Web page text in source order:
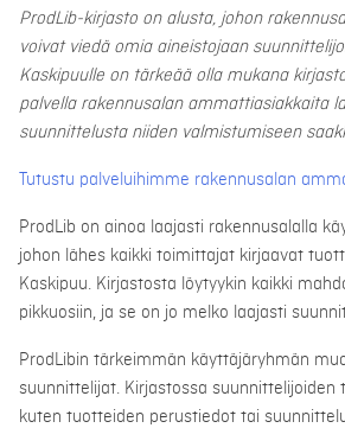
ProdLib-kirjasto on alusta, johon
voivat viedä omia aineistojaan
Kaskipuulle on tärkeää olla mukana
palvella rakennusalan ammattiasiakkaita
suunnittelusta niiden valmistumiseen
Tutustu palveluihimme rakennusalan
ProdLib on ainoa laajasti rakennusalalla
johon lähes kaikki toimittajat kirjaavat
Kaskipuu. Kirjastosta löytyykin kaikki
pikkuosiin, ja se on jo melko laajasti
ProdLibin tärkeimmän käyttäjäryhmän
suunnittelijat. Kirjastossa suunnittelijoiden
kuten tuotteiden perustiedot tai